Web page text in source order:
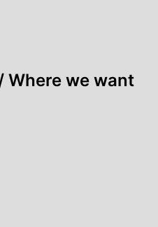
Where we want